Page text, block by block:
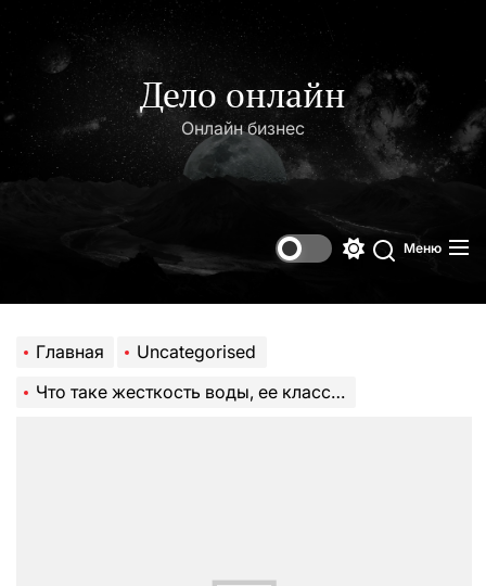
содержимому
Дело онлайн
Онлайн бизнес
Поиск
Меню
Главная
Uncategorised
Что таке жесткость воды, ее классификация, как определить жесткость и способы умягчить